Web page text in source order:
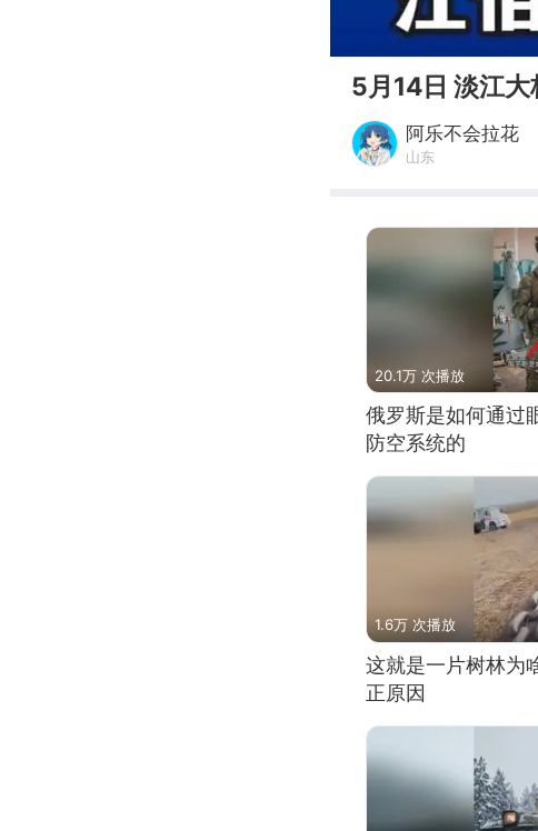
00:00
5月14日 淡江
阿乐不会拉花
山东
20.1万 次播放
俄罗斯是如何通过
防空系统的
1.6万 次播放
这就是一片树林为
正原因